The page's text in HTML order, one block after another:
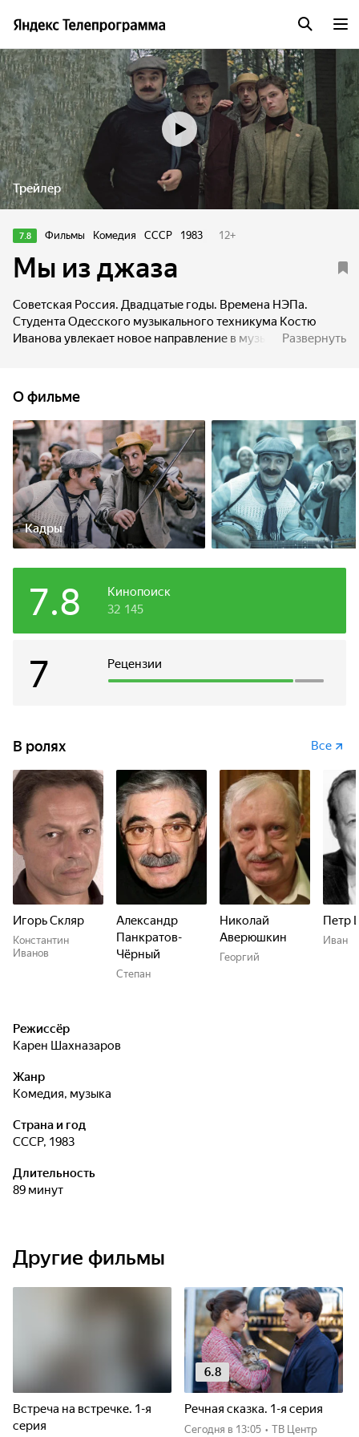
Трейлер
7.8 Фильмы Комедия СССР 1983 12+
Мы из джаза
Советская Россия. Двадцатые годы. Времена НЭПа.
Студента Одесского музыкального техникума Костю
Иванова увлекает новое направление в музыке — джаз. За
Константин выбирает джаз. Костя хочет создать свой
джаз-банд. По объявлению к нему приходят два друга-
музыканта — Стёпа и Жора. Стёпа играет на банджо, а
Жора — на барабанах. Константин заинтересовывает их
джазом и, новоиспечённый джаз-банд начинает
репетиции...
Развернуть
О фильме
Кадры
Кинопоиск
7.8 32 145
Рецензии
7
В ролях Все
Игорь Скляр
Константин
Иванов
Александр
Панкратов-
Чёрный
Степан
Николай
Аверюшкин
Георгий
Петр
Иван
Режиссёр
Карен Шахназаров
Жанр
комедия, музыка
Страна и год
СССР, 1983
Длительность
89 минут
Другие фильмы
Встреча на встречке. 1-я
серия
6.8
Речная сказка. 1-я серия
Сегодня в 13:05 • ТВ Центр